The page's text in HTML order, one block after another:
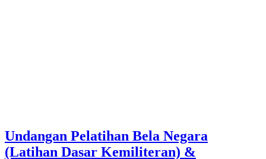
Undangan Pelatihan Bela Negara
(Latihan Dasar Kemiliteran) &